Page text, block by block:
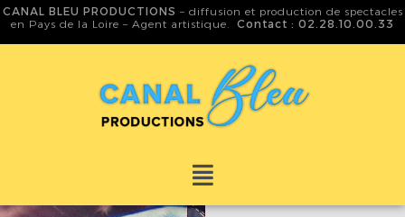
CANAL BLEU PRODUCTIONS – diffusion et production de spectacles
en Pays de la Loire – Agent artistique. Contact : 02.28.10.00.33